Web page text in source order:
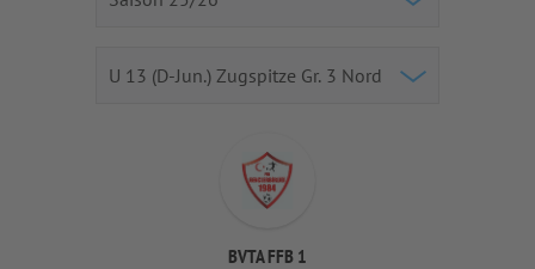
BVTA FFB 1